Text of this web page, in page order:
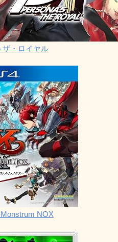
ザ・ロイヤル
NOX